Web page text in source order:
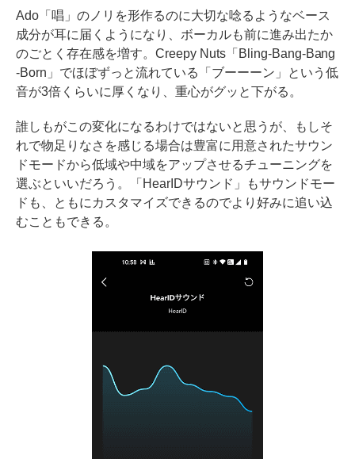
Ado「唱」のノリを形作るのに大切な唸るようなベース
成分が耳に届くようになり、ボーカルも前に進み出たか
のごとく存在感を増す。Creepy Nuts「Bling-Bang-Bang
-Born」でほぼずっと流れている「ブーーーン」という低
音が3倍くらいに厚くなり、重心がグッと下がる。
誰しもがこの変化になるわけではないと思うが、もしそ
れで物足りなさを感じる場合は豊富に用意されたサウン
ドモードから低域や中域をアップさせるチューニングを
選ぶといいだろう。「HearIDサウンド」もサウンドモー
ドも、ともにカスタマイズできるのでより好みに追い込
むこともできる。